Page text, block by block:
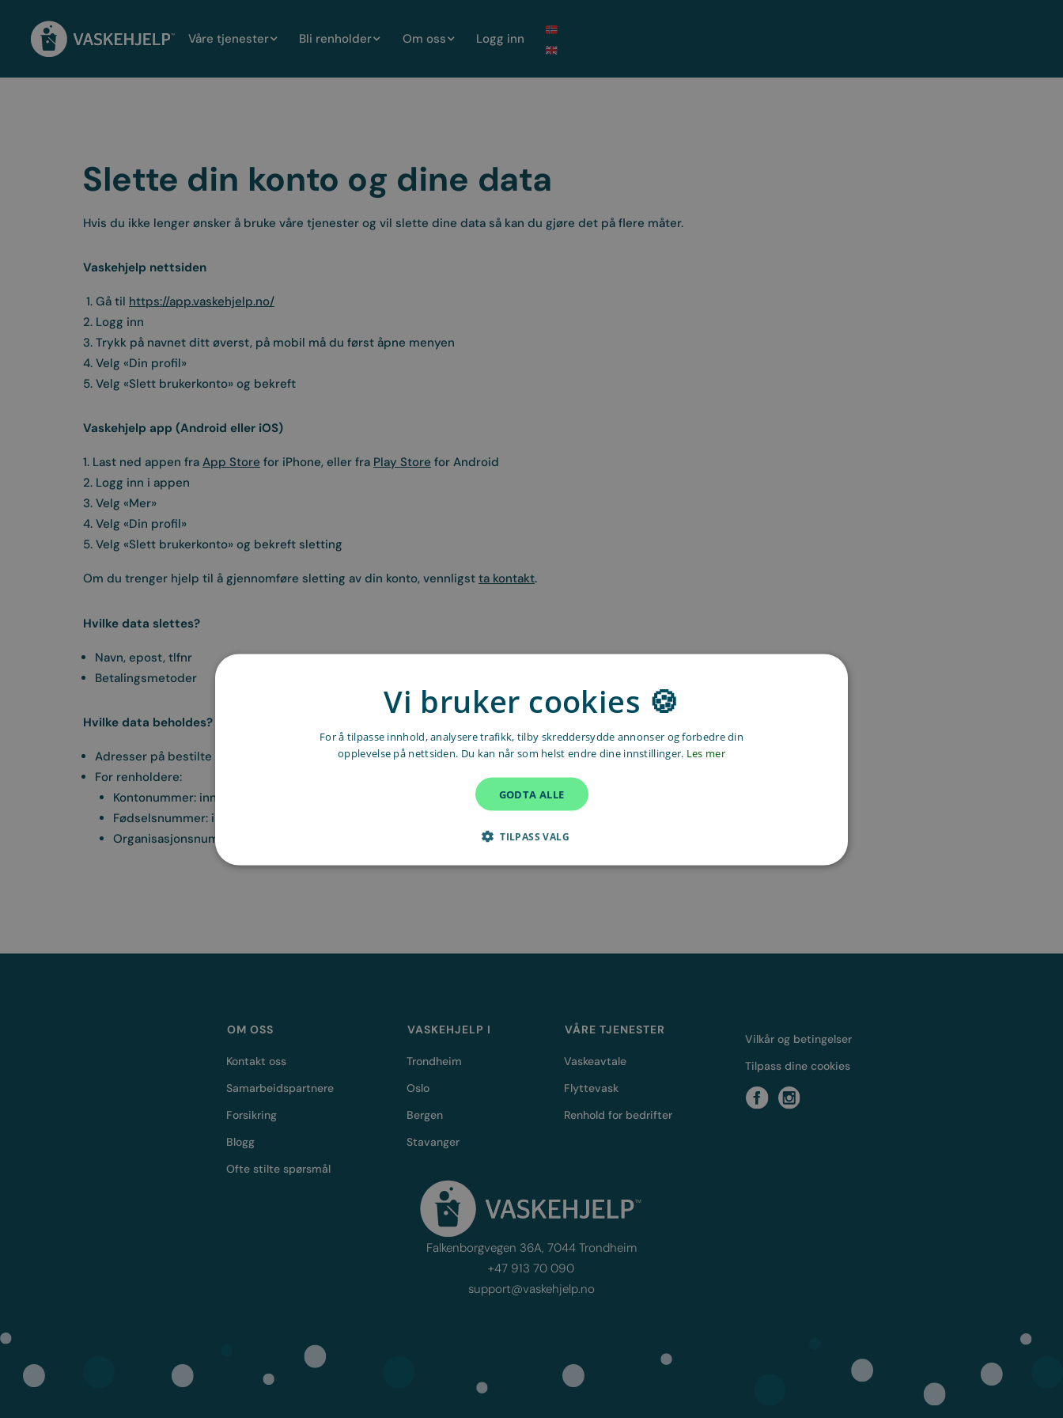
Våre tjenester Bli renholder Om oss Logg inn
Slette din konto og dine data
Hvis du ikke lenger ønsker å bruke våre tjenester og vil slette dine data så kan du gjøre det på flere måter.
Vaskehjelp nettsiden
1. Gå til https://app.vaskehjelp.no/
2. Logg inn
3. Trykk på navnet ditt øverst, på mobil må du først åpne menyen
4. Velg «Din profil»
5. Velg «Slett brukerkonto» og bekreft
Vaskehjelp app (Android eller iOS)
1. Last ned appen fraApp Store for iPhone, eller fra Play Store for Android
2. Logg inn i appen
3. Velg «Mer»
4. Velg «Din profil»
5. Velg «Slett brukerkonto» og bekreft sletting
Om du trenger hjelp til å gjennomføre sletting av din konto, vennligstta kontakt.
Hvilke data slettes?
Navn, epost, tlfnr
Betalingsmetoder
Hvilke data beholdes?
Adresser på bestilte oppdrag
For renholdere:
Kontonummer: inntil 1 år, for utbetaling og oppgjør
Fødselsnummer: inntil 2 år, for rapportering til Skatteetaten
Organisasjonsnummer: inntil 2 år, for rapportering til Skatteetaten
OM OSS
Kontakt oss
Samarbeidspartnere
Forsikring
Blogg
Ofte stilte spørsmål
VASKEHJELP I
Trondheim
Oslo
Bergen
Stavanger
VÅRE TJENESTER
Vaskeavtale
Flyttevask
Renhold for bedrifter
Vilkår og betingelser
Tilpass dine cookies
Falkenborgvegen 36A, 7044 Trondheim
+47 913 70 090
support@vaskehjelp.no
Vi bruker cookies 🍪
For å tilpasse innhold, analysere trafikk, tilby skreddersydde annonser og forbedre din
opplevelse på nettsiden. Du kan når som helst endre dine innstillinger. Les mer
GODTA ALLE
TILPASS VALG